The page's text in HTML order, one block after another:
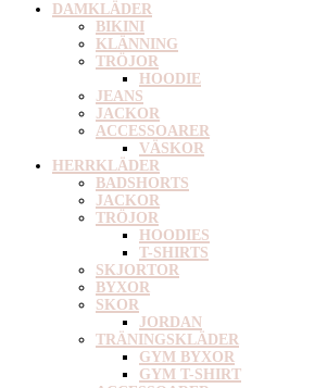
DAMKLÄDER
BIKINI
KLÄNNING
TRÖJOR
HOODIE
JEANS
JACKOR
ACCESSOARER
VÄSKOR
HERRKLÄDER
BADSHORTS
JACKOR
TRÖJOR
HOODIES
T-SHIRTS
SKJORTOR
BYXOR
SKOR
JORDAN
TRÄNINGSKLÄDER
GYM BYXOR
GYM T-SHIRT